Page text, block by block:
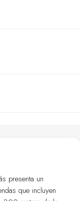
presenta un
que incluyen